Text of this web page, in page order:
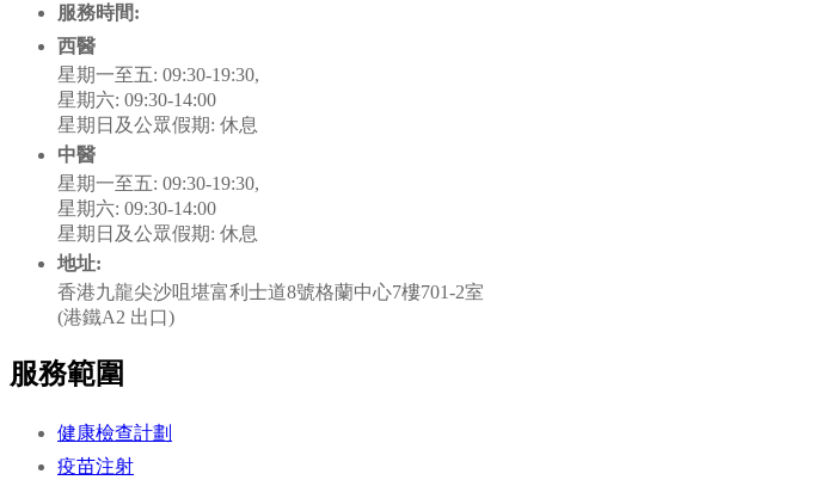
服務時間:
西醫
星期一至五: 09:30-19:30,
星期六: 09:30-14:00
星期日及公眾假期: 休息
中醫
星期一至五: 09:30-19:30,
星期六: 09:30-14:00
星期日及公眾假期: 休息
地址:
香港九龍尖沙咀堪富利士道8號格蘭中心7樓701-2室
(港鐵A2 出口)
服務範圍
健康檢查計劃
疫苗注射